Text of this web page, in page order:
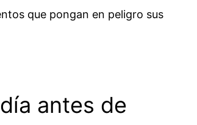
que pongan en peligro sus
antes de